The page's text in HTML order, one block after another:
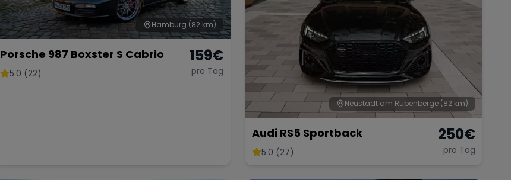
Hamburg (82 km)
Porsche 987 Boxster S Cabrio
5.0 (22)
159€
pro Tag
Neustadt am Rübenberge (82 km)
Audi RS5 Sportback
5.0 (27)
250€
pro Tag